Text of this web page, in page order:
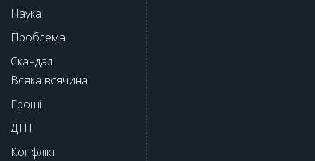
Наука
Проблема
Скандал
Всяка всячина
Гроші
ДТП
Конфлікт